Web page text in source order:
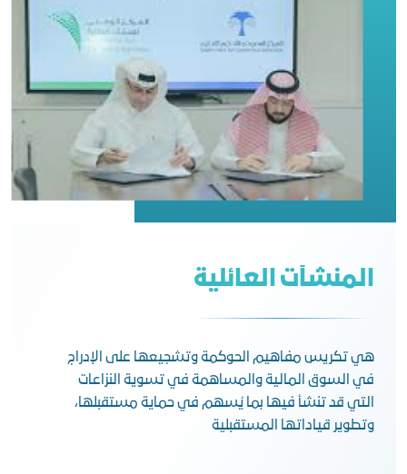
المنشآت العائلية
هي تكريس مفاهيم الحوكمة وتشجيعها على الإدراج
في السوق المالية والمساهمة في تسوية النزاعات
التي قد تنشأ فيها بما يُسهم في حماية مستقبلها،
وتطوير قياداتها المستقبلية